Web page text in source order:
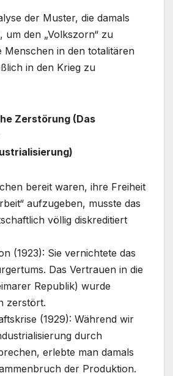
der Muster, die damals
um den „Volkszorn“ zu
Menschen in den totalitären
in den Krieg zu
Zerstörung (Das
bereit waren, ihre Freiheit
aufzugeben, musste das
völlig diskreditiert
(1923): Sie vernichtete das
Das Vertrauen in die
Republik) wurde
zerstört.
(1929): Während wir
durch
erlebte man damals
der Produktion.